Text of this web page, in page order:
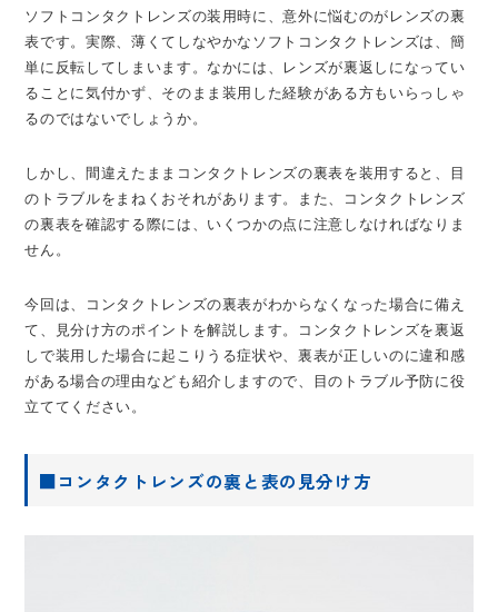
ソフトコンタクトレンズの装用時に、意外に悩むのがレンズの裏
表です。実際、薄くてしなやかなソフトコンタクトレンズは、簡
単に反転してしまいます。なかには、レンズが裏返しになってい
ることに気付かず、そのまま装用した経験がある方もいらっしゃ
るのではないでしょうか。
しかし、間違えたままコンタクトレンズの裏表を装用すると、目
のトラブルをまねくおそれがあります。また、コンタクトレンズ
の裏表を確認する際には、いくつかの点に注意しなければなりま
せん。
今回は、コンタクトレンズの裏表がわからなくなった場合に備え
て、見分け方のポイントを解説します。コンタクトレンズを裏返
しで装用した場合に起こりうる症状や、裏表が正しいのに違和感
がある場合の理由なども紹介しますので、目のトラブル予防に役
立ててください。
■コンタクトレンズの裏と表の見分け方